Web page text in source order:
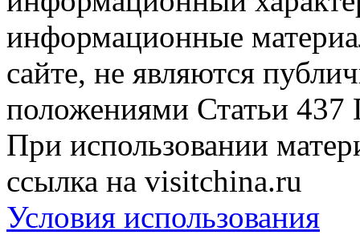
информационные
сайте, не являются
положениями Статьи 437
При использовании
ссылка на visitchina.ru
Условия использования